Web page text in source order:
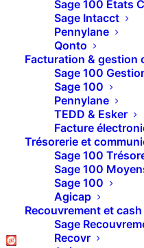
Sage 100 États
Sage Intacct
Pennylane
Qonto
Facturation & gestion
Sage 100
Sage 100
Pennylane
TEDD & Esker
Facture
Trésorerie et
Sage 100
Sage 100
Sage 100
Agicap
Recouvrement et
Sage
Recovr
Sage Online
commande